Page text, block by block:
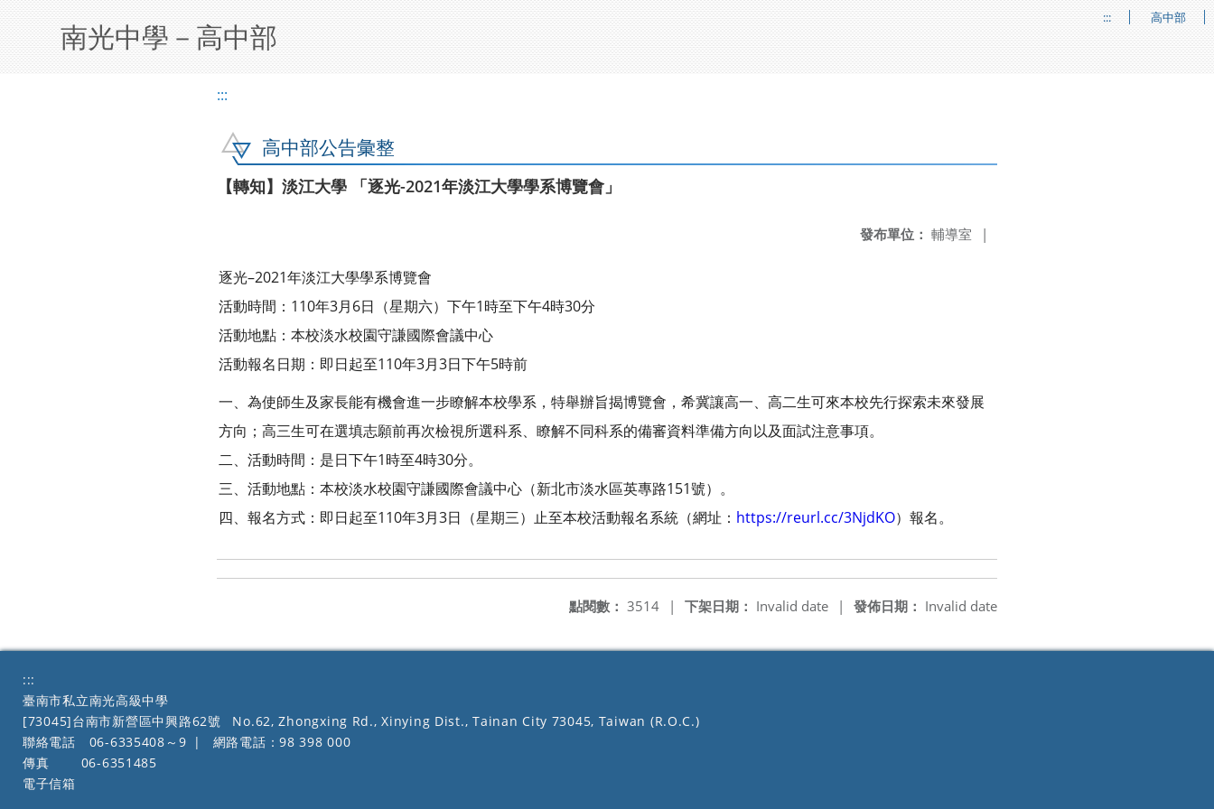
::: 高中部
南光中學－高中部
:::
高中部公告彙整
【轉知】淡江大學 「逐光-2021年淡江大學學系博覽會」
發布單位： 輔導室 |
逐光–2021年淡江大學學系博覽會
活動時間：110年3月6日（星期六）下午1時至下午4時30分
活動地點：本校淡水校園守謙國際會議中心
活動報名日期：即日起至110年3月3日下午5時前
一、為使師生及家長能有機會進一步瞭解本校學系，特舉辦旨揭博覽會，希冀讓高一、高二生可來本校先行探索未來發展
方向；高三生可在選填志願前再次檢視所選科系、瞭解不同科系的備審資料準備方向以及面試注意事項。
二、活動時間：是日下午1時至4時30分。
三、活動地點：本校淡水校園守謙國際會議中心（新北市淡水區英專路151號）。
四、報名方式：即日起至110年3月3日（星期三）止至本校活動報名系統（網址： https://reurl.cc/3NjdKO）報名。
發佈日期： Invalid date
下架日期： Invalid date |
點閱數： 3514 |
:::
臺南市私立南光高級中學
[73045]台南市新營區中興路62號
No.62, Zhongxing Rd., Xinying Dist., Tainan City 73045, Taiwan (R.O.C.)
聯絡電話
06-6335408～9 |
網路電話：98 398 000
傳真
06-6351485
電子信箱